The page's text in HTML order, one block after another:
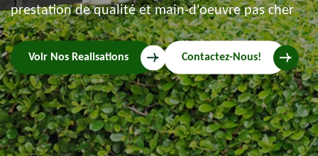
prestation de qualité et main-d'oeuvre pas cher
Voir Nos Realisations Contactez-Nous!